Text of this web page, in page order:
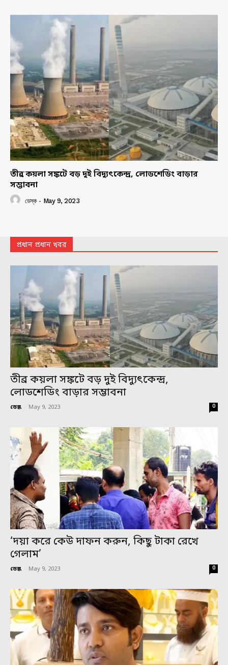
তীব্র কয়লা সঙ্কটে বড় দুই বিদ্যুৎকেন্দ্র, লোডশেডিং বাড়ার
সম্ভাবনা
ডেস্ক - May 9, 2023
প্রধান প্রধান খবর
তীব্র কয়লা সঙ্কটে বড় দুই বিদ্যুৎকেন্দ্র,
লোডশেডিং বাড়ার সম্ভাবনা
ডেস্ক - May 9, 2023 0
‘দয়া করে কেউ দাফন করুন, কিছু টাকা রেখে
গেলাম’
ডেস্ক - May 9, 2023 0